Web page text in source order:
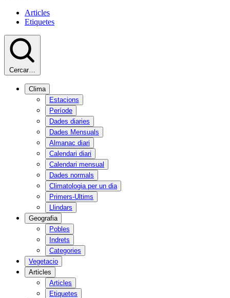
Articles
Etiquetes
Cercar…
Clima
Estacions
Període
Dades diaries
Dades Mensuals
Almanac diari
Calendari diari
Calendari mensual
Dades normals
Climatologia per un dia
Primers-Ultims
Llindars
Geografia
Pobles
Indrets
Categories
Vegetacio
Articles
Articles
Etiquetes